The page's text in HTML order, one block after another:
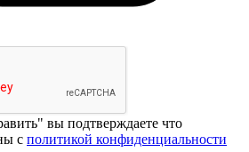
вы подтверждаете что
с политикой конфиденциальности